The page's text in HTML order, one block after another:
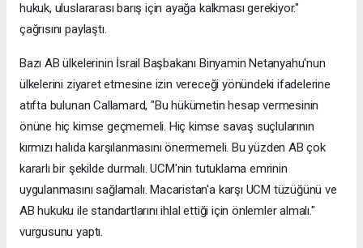
hukuk, uluslararası barış için ayağa kalkması gerekiyor."
çağrısını paylaştı.
Bazı AB ülkelerinin İsrail Başbakanı Binyamin Netanyahu'nun
ülkelerini ziyaret etmesine izin vereceği yönündeki ifadelerine
atıfta bulunan Callamard, "Bu hükümetin hesap vermesinin
önüne hiç kimse geçmemeli. Hiç kimse savaş suçlularının
kırmızı halıda karşılanmasını önermemeli. Bu yüzden AB çok
kararlı bir şekilde durmalı. UCM'nin tutuklama emrinin
uygulanmasını sağlamalı. Macaristan'a karşı UCM tüzüğünü ve
AB hukuku ile standartlarını ihlal ettiği için önlemler almalı."
vurgusunu yaptı.